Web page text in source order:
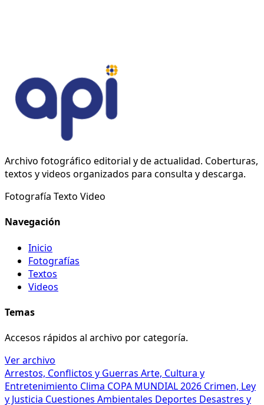
Archivo fotográfico editorial y de actualidad. Coberturas,
textos y videos organizados para consulta y descarga.
Fotografía Texto Video
Navegación
Inicio
Fotografías
Textos
Videos
Temas
Accesos rápidos al archivo por categoría.
Ver archivo
Arrestos, Conflictos y Guerras Arte, Cultura y
Entretenimiento Clima COPA MUNDIAL 2026 Crimen, Ley
y Justicia Cuestiones Ambientales Deportes Desastres y